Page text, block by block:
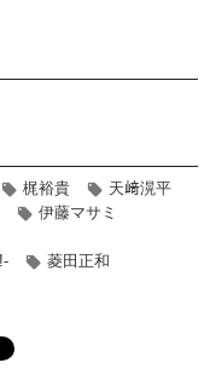
梶裕貴
天﨑滉平
伊藤マサミ
菱田正和